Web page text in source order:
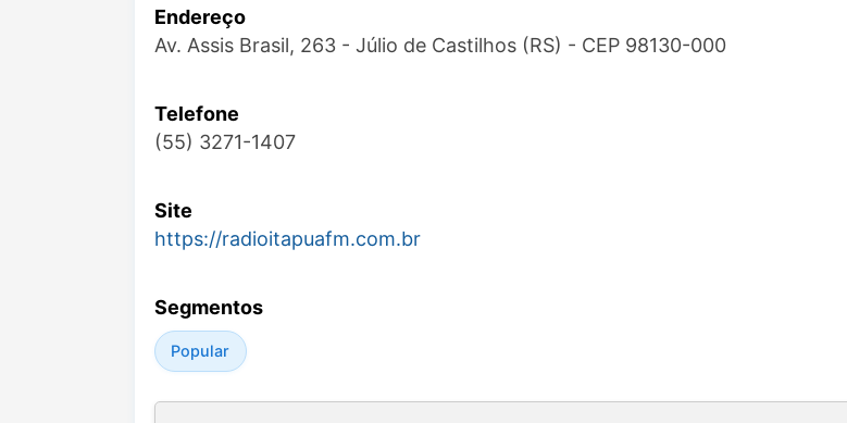
Endereço
Av. Assis Brasil, 263 - Júlio de Castilhos (RS) - CEP 98130-000
Telefone
(55) 3271-1407
Site
https://radioitapuafm.com.br
Segmentos
Popular